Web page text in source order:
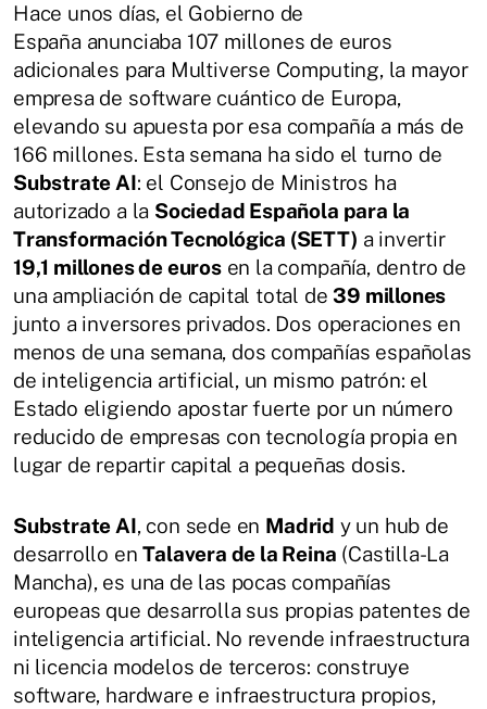
Hace unos días, el Gobierno de
España anunciaba 107 millones de euros
adicionales para Multiverse Computing, la mayor
empresa de software cuántico de Europa,
elevando su apuesta por esa compañía a más de
166 millones. Esta semana ha sido el turno de
Substrate AI: el Consejo de Ministros ha
autorizado a la Sociedad Española para la
Transformación Tecnológica (SETT) a invertir
19,1 millones de eurosen la compañía, dentro de
una ampliación de capital total de 39 millones
junto a inversores privados. Dos operaciones en
menos de una semana, dos compañías españolas
de inteligencia artificial, un mismo patrón: el
Estado eligiendo apostar fuerte por un número
reducido de empresas con tecnología propia en
lugar de repartir capital a pequeñas dosis.
Substrate AI, con sede en Madrid y un hub de
desarrollo enTalavera de la Reina (Castilla-La
Mancha), es una de las pocas compañías
europeas que desarrolla sus propias patentes de
inteligencia artificial. No revende infraestructura
ni licencia modelos de terceros: construye
software, hardware e infraestructura propios,